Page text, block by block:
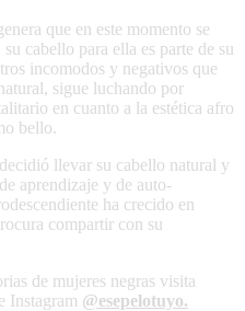
que en este momento se
cabello para ella es parte de su
incomodos y negativos que
sigue luchando por
en cuanto a la estética afro
bello.
llevar su cabello natural y
aprendizaje y de auto-
ha crecido en
compartir con su
de mujeres negras visita
Instagram @esepelotuyo.